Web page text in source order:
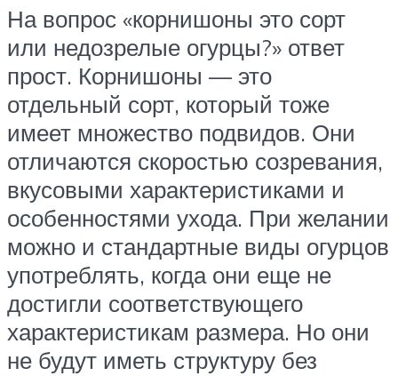
На вопрос «корнишоны это сорт
или недозрелые огурцы?» ответ
прост. Корнишоны — это
отдельный сорт, который тоже
имеет множество подвидов. Они
отличаются скоростью созревания,
вкусовыми характеристиками и
особенностями ухода. При желании
можно и стандартные виды огурцов
употреблять, когда они еще не
достигли соответствующего
характеристикам размера. Но они
не будут иметь структуру без